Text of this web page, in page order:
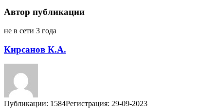
Автор публикации
не в сети 3 года
Кирсанов К.А.
Публикации: 1584Регистрация: 29-09-2023